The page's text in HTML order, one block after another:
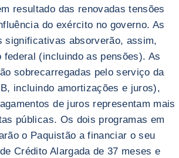
resultado das renovadas tensões
do exército no governo. As
significativas absorverão, assim,
federal (incluindo as pensões). As
sobrecarregadas pelo serviço da
incluindo amortizações e juros),
de juros representam mais
públicas. Os dois programas em
o Paquistão a financiar o seu
Crédito Alargada de 37 meses e